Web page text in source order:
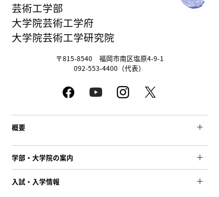
芸術工学部
大学院芸術工学府
大学院芸術工学研究院
〒815-8540 福岡市南区塩原4-9-1
092-553-4400（代表）
概要
学部・大学院の案内
入試・入学情報